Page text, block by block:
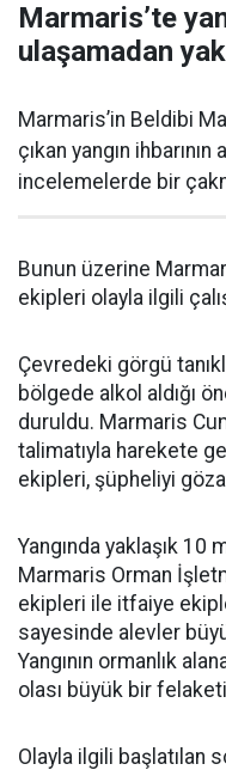
Marmaris’te
ulaşamadan
Marmaris’in Beldibi
çıkan yangın
incelemelerde bir
Bunun üzerine
ekipleri olayla ilgili
Çevredeki görgü
bölgede alkol aldığı
duruldu. Marmaris
talimatıyla harekete
ekipleri, şüpheliyi
Yangında yaklaşık
Marmaris Orman
ekipleri ile itfaiye
sayesinde alevler
Yangının ormanlık
olası büyük bir
Olayla ilgili başlatılan